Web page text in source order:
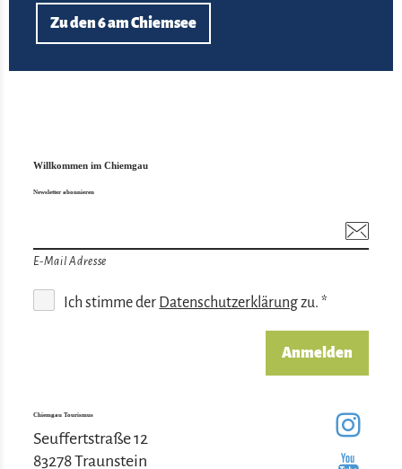
Zu den 6 am Chiemsee
Willkommen im Chiemgau
Newsletter abonnieren
E-Mail Adresse
Ich stimme der Datenschutzerklärungzu. *
Anmelden
Chiemgau Tourismus
Seuffertstraße 12
83278 Traunstein